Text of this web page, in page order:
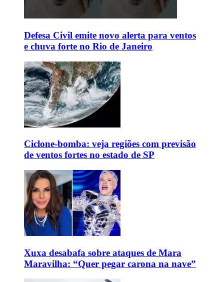
Defesa Civil emite novo alerta para ventos
e chuva forte no Rio de Janeiro
Ciclone-bomba: veja regiões com previsão
de ventos fortes no estado de SP
Xuxa desabafa sobre ataques de Mara
Maravilha: “Quer pegar carona na nave”